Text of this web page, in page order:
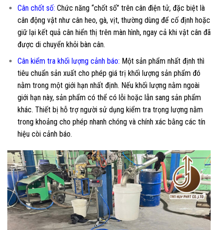
Cân chốt số: Chức năng “chốt số” trên cân điện tử, đặc biệt là
cân động vật như cân heo, gà, vịt, thường dùng để cố định hoặc
giữ lại kết quả cân hiển thị trên màn hình, ngay cả khi vật cân đã
được di chuyển khỏi bàn cân.
Cân kiểm tra khối lượng cảnh báo: Một sản phẩm nhất định thì
tiêu chuẩn sản xuất cho phép giá trị khối lượng sản phẩm đó
nằm trong một giới hạn nhất định. Nếu khối lượng nằm ngoài
giới hạn này, sản phẩm có thể có lỗi hoặc lẫn sang sản phẩm
khác. Thiết bị hỗ trợ người sử dụng kiểm tra trọng lượng nằm
trong khoảng cho phép nhanh chóng và chính xác bằng các tín
hiệu còi cảnh báo.